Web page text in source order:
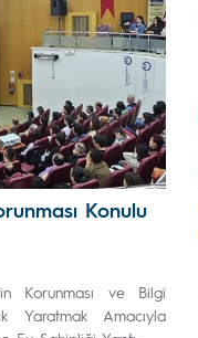
Konulu
Korunması ve Bilgi
Yaratmak Amacıyla